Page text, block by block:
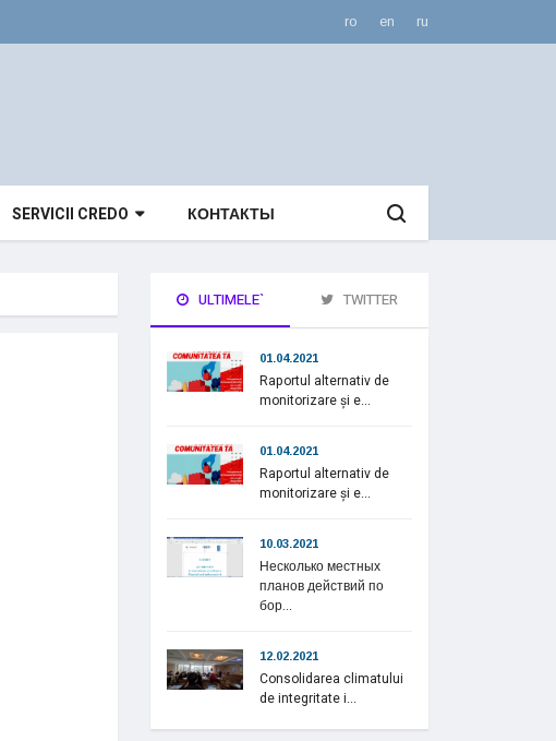
ro en ru
SERVICII CREDO КОНТАКТЫ
ULTIMELE` TWITTER
01.04.2021
Raportul alternativ de
monitorizare și e...
01.04.2021
Raportul alternativ de
monitorizare și e...
10.03.2021
Несколько местных
планов действий по
бор...
12.02.2021
Consolidarea climatului
de integritate i...